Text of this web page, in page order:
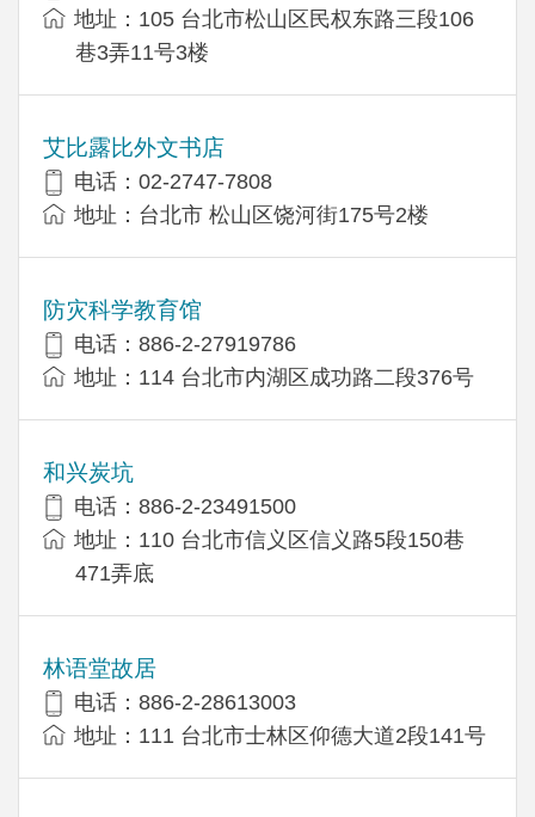
地址：105 台北市松山区民权东路三段106
巷3弄11号3楼
艾比露比外文书店
电话：02-2747-7808
地址：台北市 松山区饶河街175号2楼
防灾科学教育馆
电话：886-2-27919786
地址：114 台北市内湖区成功路二段376号
和兴炭坑
电话：886-2-23491500
地址：110 台北市信义区信义路5段150巷
471弄底
林语堂故居
电话：886-2-28613003
地址：111 台北市士林区仰德大道2段141号